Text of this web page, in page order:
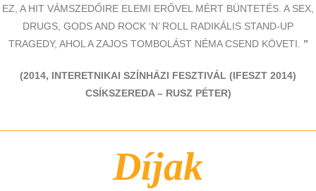
EZ, A HIT VÁMSZEDŐIRE ELEMI ERŐVEL MÉRT BÜNTETÉS. A SEX,
DRUGS, GODS AND ROCK ‘N’ ROLL RADIKÁLIS STAND-UP
TRAGEDY, AHOL A ZAJOS TOMBOLÁST NÉMA CSEND KÖVETI. ”
(2014, INTERETNIKAI SZÍNHÁZI FESZTIVÁL (IFESZT 2014)
CSÍKSZEREDA – RUSZ PÉTER)
Díjak